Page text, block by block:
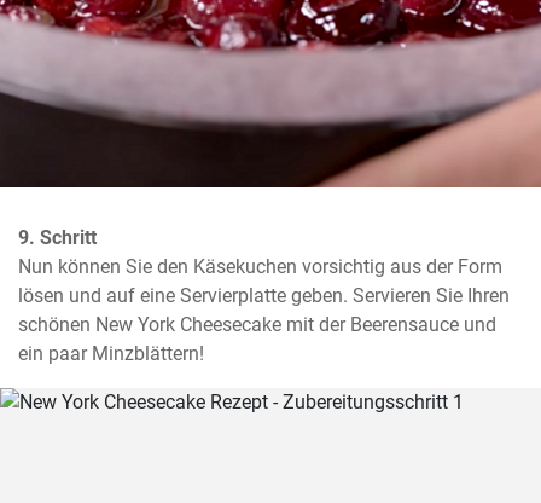
9. Schritt
Nun können Sie den Käsekuchen vorsichtig aus der Form
lösen und auf eine Servierplatte geben. Servieren Sie Ihren
schönen New York Cheesecake mit der Beerensauce und
ein paar Minzblättern!